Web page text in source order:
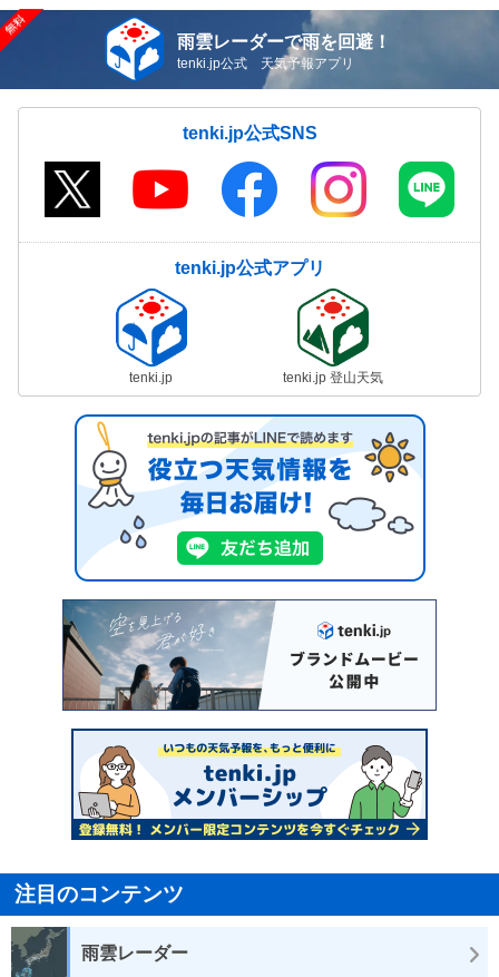
雨雲レーダーで雨を回避！
tenki.jp公式 天気予報アプリ
tenki.jp公式SNS
tenki.jp公式アプリ
tenki.jp tenki.jp 登山天気
注目のコンテンツ
雨雲レーダー